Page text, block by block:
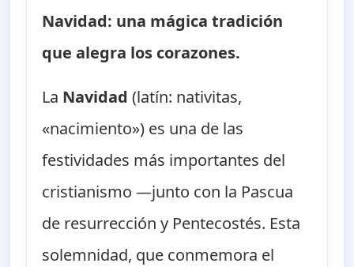
Navidad: una mágica tradición
que alegra los corazones.
La Navidad(latín: nativitas,
«nacimiento») es una de las
festividades más importantes del
cristianismo —junto con la Pascua
de resurrección y Pentecostés. Esta
solemnidad, que conmemora el